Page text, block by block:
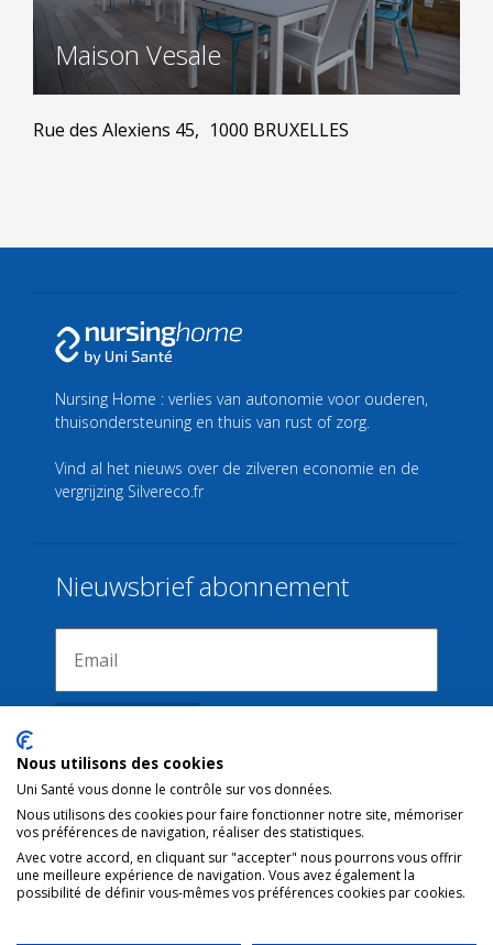
Maison Vesale
Rue des Alexiens 45, 1000 BRUXELLES
Nursing Home : verlies van autonomie voor ouderen,
thuisondersteuning en thuis van rust of zorg.
Vind al het nieuws over de zilveren economie en de
vergrijzing Silvereco.fr
Nieuwsbrief abonnement
Verbindingen
Juridische kennisgeving
Nous utilisons des cookies
Uni Santé vous donne le contrôle sur vos données.
Nous utilisons des cookies pour faire fonctionner notre site, mémoriser
vos préférences de navigation, réaliser des statistiques.
Avec votre accord, en cliquant sur "accepter" nous pourrons vous offrir
une meilleure expérience de navigation. Vous avez également la
possibilité de définir vous-mêmes vos préférences cookies par cookies.